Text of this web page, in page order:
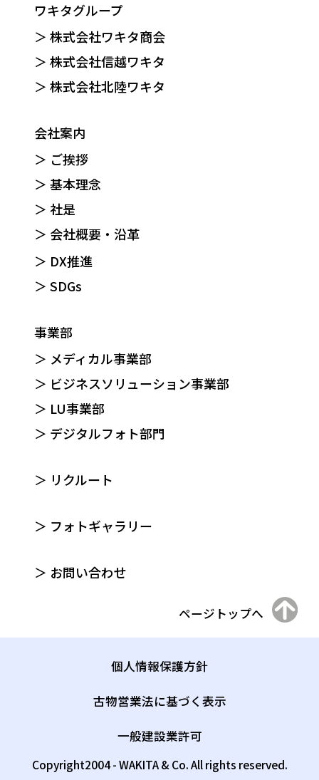
ワキタグループ
＞ 株式会社ワキタ商会
＞ 株式会社信越ワキタ
＞ 株式会社北陸ワキタ
会社案内
＞ ご挨拶
＞ 基本理念
＞ 社是
＞ 会社概要・沿革
＞ DX推進
＞ SDGs
事業部
＞ メディカル事業部
＞ ビジネスソリューション事業部
＞ LU事業部
＞ デジタルフォト部門
＞ リクルート
＞ フォトギャラリー
＞ お問い合わせ
ページトップへ
個人情報保護方針
古物営業法に基づく表示
一般建設業許可
Copyright2004 - WAKITA & Co. All rights reserved.